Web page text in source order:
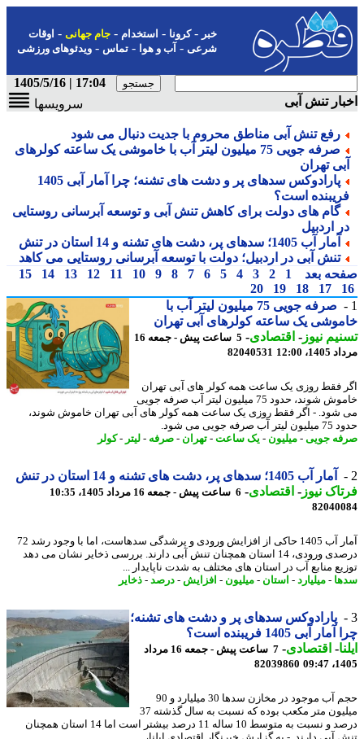
-کرونا-استخدام- جام جهانی-اوقات
شرعی-آب و هوا-تماس-ویدئوهای ورزشی
17:04 | 1405/5/16
تنش آبی
سرویسها
رفع تنش آبی مناطق محروم با جدیت دنبال می شود
صرفه جویی 75 میلیون لیتر آب با خاموشی یک ساعته کولرهای
تهران
پارادوکس سدهای پر و دشت های تشنه؛ چرا آمار آبی 1405
است؟
گام های دولت برای کاهش تنش آبی و توسعه آبرسانی روستایی
اردبیل
آمار آب 1405؛ سدهای پر، دشت های تشنه و 14 استان در تنش
تنش آبی در اردبیل؛ دولت با توسعه آبرسانی روستایی می کاهد
بعد
1
2
3
4
5
6
7
8
9
10
11
12
13
14
15
17
18
19
20
صرفه جویی 75 میلیون لیتر آب با
یک ساعته کولرهای آبی تهران
نیوز-اقتصادی-
5 ساعت پیش - جمعه 16
12:00
82040531
فقط روزی یک ساعت همه کولر های آبی تهران
خاموش شوند، حدود 75 میلیون لیتر آب صرفه جویی
- اگر فقط روزی یک ساعت همه کولر های آبی تهران خاموش شوند،
جویی می شود.
جویی-میلیون-یک ساعت-تهران- صرفه- لیتر-کولر
آمار آب 1405؛ سدهای پر، دشت های تشنه و 14 استان در تنش
نیوز-اقتصادی-6 ساعت پیش - جمعه 16 مرداد 1405، 10:35
آمار آب 1405 حاکی از افزایش ورودی و پرشدگی سدهاست، اما با وجود رشد 72
درصدی ورودی، 14 استان همچنان تنش آبی دارند. بررسی ذخایر نشان می دهد
منابع آب در استان های مختلف به شدت ناپایدار ...
-میلیارد-استان-میلیون-افزایش -درصد-ذخایر
پارادوکس سدهای پر و دشت های تشنه؛
آبی 1405 فریبنده است؟
-اقتصادی-
7 ساعت پیش - جمعه 16 مرداد
82039860
حجم آب موجود در مخازن سدها 30 میلیارد و 90
میلیون متر مکعب بوده که نسبت به سال گذشته 37
درصد و نسبت به متوسط 10 ساله 11 درصد بیشتر است اما 14 استان همچنان